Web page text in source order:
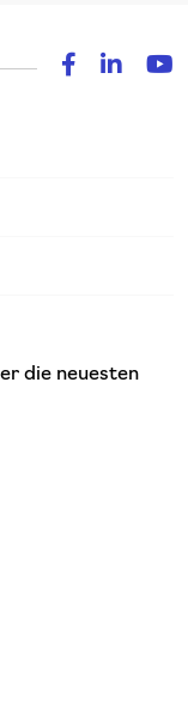
die neuesten